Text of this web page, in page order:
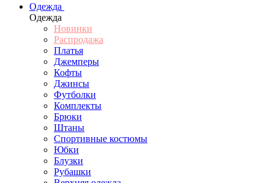
Одежда
Одежда
Новинки
Распродажа
Платья
Джемперы
Кофты
Джинсы
Футболки
Комплекты
Брюки
Штаны
Спортивные костюмы
Юбки
Блузки
Рубашки